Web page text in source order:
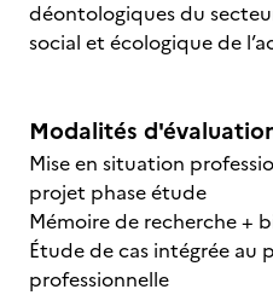
déontologiques du
social et écologique de
Modalités
Mise en situation
projet phase étude
Mémoire de recherche +
Étude de cas intégrée au
professionnelle